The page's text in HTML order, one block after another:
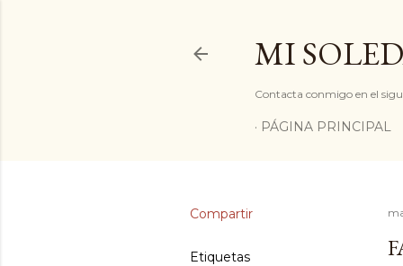
MI
Contacta conmigo en el
PÁGINA PRINCIPAL
Compartir
Etiquetas